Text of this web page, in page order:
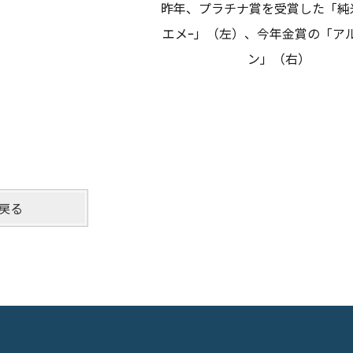
昨年、プラチナ賞を受賞した「
エメｰ」（左）、今年金賞の「ア
ン」（右）
る